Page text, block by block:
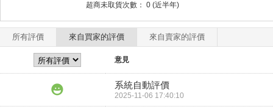
超商未取貨次數： 0 (近半年)
所有評價 來自買家的評價 來自賣家的評價
意見
系統自動評價
2025-11-06 17:40:10